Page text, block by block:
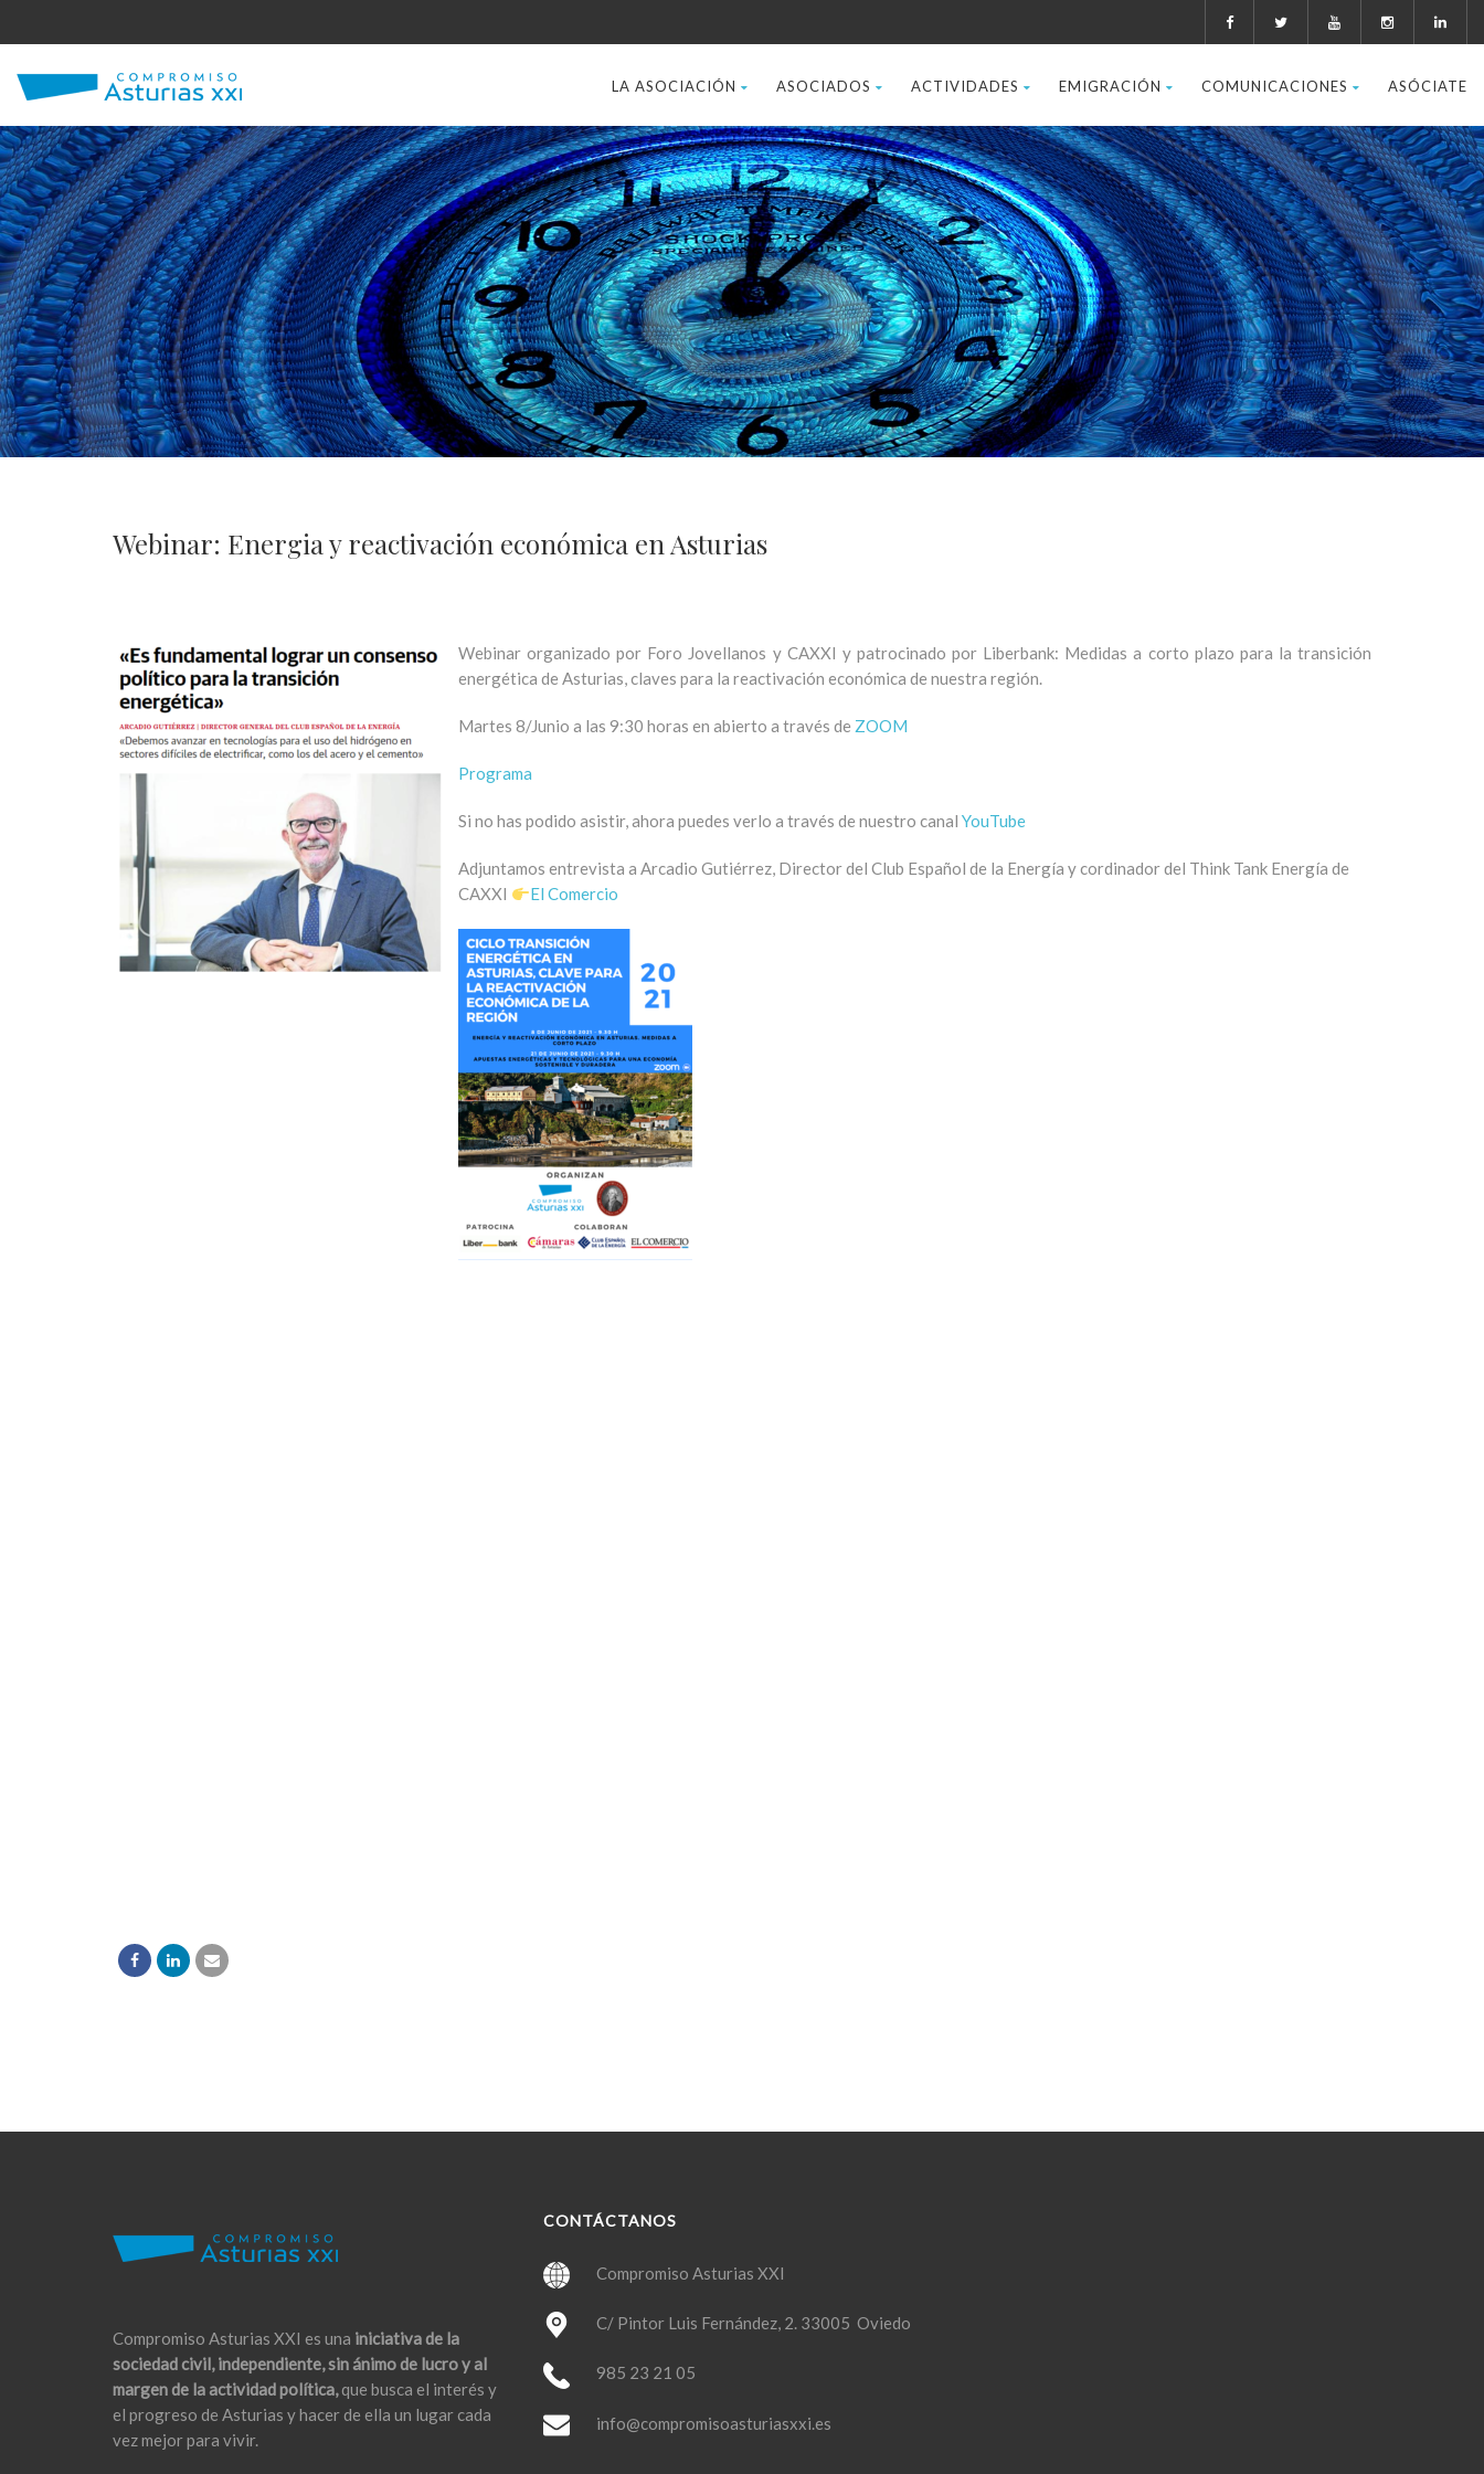
LA ASOCIACIÓN ASOCIADOS ACTIVIDADES EMIGRACIÓN COMUNICACIONES ASÓCIATE
Webinar: Energia y reactivación económica en Asturias
Webinar organizado por Foro Jovellanos y CAXXI y patrocinado por Liberbank: Medidas a corto plazo para la transición
energética de Asturias, claves para la reactivación económica de nuestra región.
Martes 8/Junio a las 9:30 horas en abierto a través de ZOOM
Programa
Si no has podido asistir, ahora puedes verlo a través de nuestro canal YouTube
Adjuntamos entrevista a Arcadio Gutiérrez, Director del Club Español de la Energía y cordinador del Think Tank Energía de
CAXXI
El Comercio
Compromiso Asturias XXI es una iniciativa de la
sociedad civil, independiente, sin ánimo de lucro y al
margen de la actividad política,que busca el interés y
el progreso de Asturias y hacer de ella un lugar cada
vez mejor para vivir.
CONTÁCTANOS
Compromiso Asturias XXI
C/ Pintor Luis Fernández, 2. 33005 Oviedo
985 23 21 05
info@compromisoasturiasxxi.es